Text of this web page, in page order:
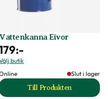
produktsida
Vattenkanna Eivor
:-
butik
Slut i lager
Till Produkten
till Vattenkanna